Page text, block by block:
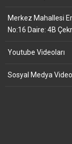
Merkez Mahallesi
No:16 Daire: 4B
Youtube Videoları
Sosyal Medya